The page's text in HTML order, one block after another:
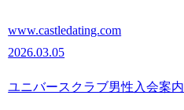
www.castledating.com
2026.03.05
ユニバースクラブ男性入会案内